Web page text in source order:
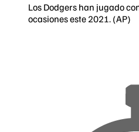
Los Dodgers han jugado
ocasiones este 2021. (AP)